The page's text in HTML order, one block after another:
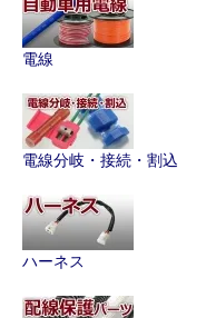
電線
電線分岐・接続・割込
ハーネス